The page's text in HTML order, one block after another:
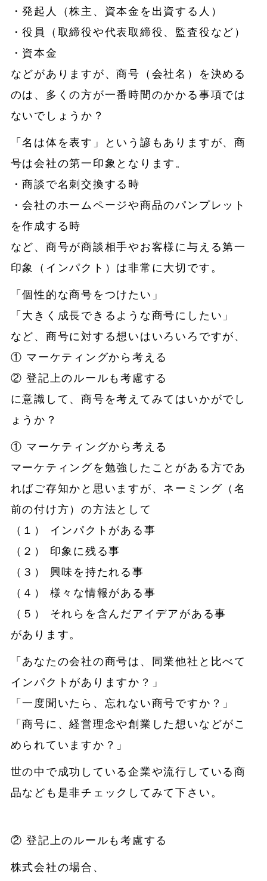
・発起人（株主、資本金を出資する人）
・役員（取締役や代表取締役、監査役など）
・資本金
などがありますが、商号（会社名）を決める
のは、多くの方が一番時間のかかる事項では
ないでしょうか？
「名は体を表す」という諺もありますが、商
号は会社の第一印象となります。
・商談で名刺交換する時
・会社のホームページや商品のパンプレット
を作成する時
など、商号が商談相手やお客様に与える第一
印象（インパクト）は非常に大切です。
「個性的な商号をつけたい」
「大きく成長できるような商号にしたい」
など、商号に対する想いはいろいろですが、
① マーケティングから考える
② 登記上のルールも考慮する
に意識して、商号を考えてみてはいかがでし
ょうか？
① マーケティングから考える
マーケティングを勉強したことがある方であ
ればご存知かと思いますが、ネーミング（名
前の付け方）の方法として
（１） インパクトがある事
（２） 印象に残る事
（３） 興味を持たれる事
（４） 様々な情報がある事
（５） それらを含んだアイデアがある事
があります。
「あなたの会社の商号は、同業他社と比べて
インパクトがありますか？」
「一度聞いたら、忘れない商号ですか？」
「商号に、経営理念や創業した想いなどがこ
められていますか？」
世の中で成功している企業や流行している商
品なども是非チェックしてみて下さい。
② 登記上のルールも考慮する
株式会社の場合、